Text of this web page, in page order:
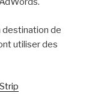
destination de
utiliser des